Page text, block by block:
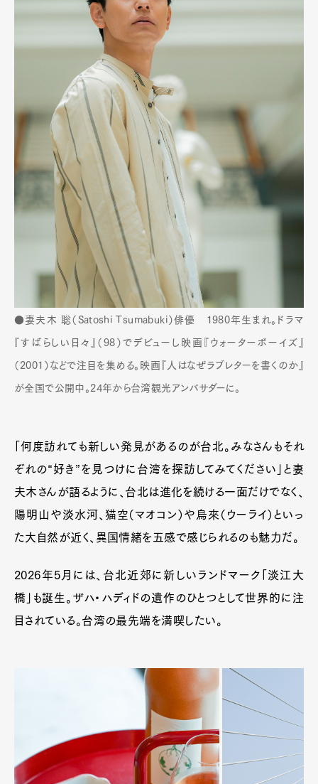
●妻夫木 聡（Satoshi Tsumabuki）俳優 1980年生まれ。ドラマ
『すばらしい日々』（98）でデビューし映画『ウォーターボーイズ』
（2001）などで注目を集める。映画『人はなぜラブレターを書くのか』
が全国で公開中。24年から台湾観光アンバサダーに。
「何度訪れても新しい発見があるのが台北。みなさんもそれ
ぞれの“好き”を見つけに台湾を探訪してみてください」と妻
夫木さんが語るように、台北は進化を続ける一面だけでなく、
陽明山や淡水河、猫空（マオコン）や烏來（ウーライ）といっ
た大自然が近く、異国情緒を五感で感じられるのも魅力だ。
2026年5月には、台北近郊に新しいランドマーク「淡江大
橋」も誕生。ザハ・ハディドの遺作のひとつとして世界的に注
目されている。台湾の最先端を満喫したい。